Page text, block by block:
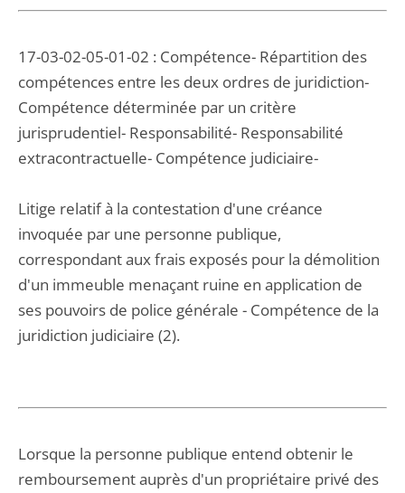
17-03-02-05-01-02 : Compétence- Répartition des
compétences entre les deux ordres de juridiction-
Compétence déterminée par un critère
jurisprudentiel- Responsabilité- Responsabilité
extracontractuelle- Compétence judiciaire-
Litige relatif à la contestation d'une créance
invoquée par une personne publique,
correspondant aux frais exposés pour la démolition
d'un immeuble menaçant ruine en application de
ses pouvoirs de police générale - Compétence de la
juridiction judiciaire (2).
Lorsque la personne publique entend obtenir le
remboursement auprès d'un propriétaire privé des